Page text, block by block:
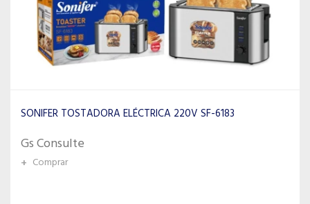
SONIFER TOSTADORA ELÉCTRICA 220V SF-6183
Gs Consulte
+ Comprar